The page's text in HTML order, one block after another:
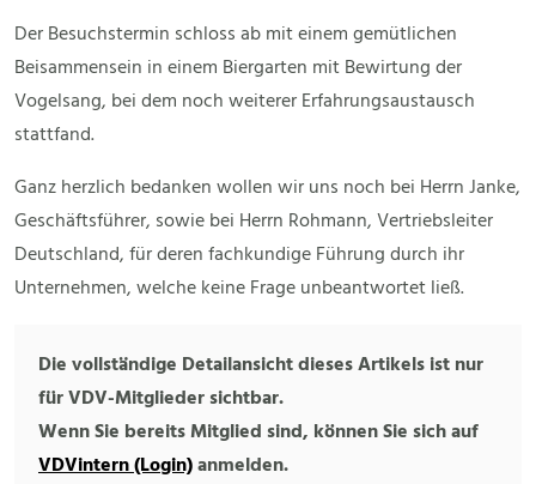
Der Besuchstermin schloss ab mit einem gemütlichen
Beisammensein in einem Biergarten mit Bewirtung der
Vogelsang, bei dem noch weiterer Erfahrungsaustausch
stattfand.
Ganz herzlich bedanken wollen wir uns noch bei Herrn Janke,
Geschäftsführer, sowie bei Herrn Rohmann, Vertriebsleiter
Deutschland, für deren fachkundige Führung durch ihr
Unternehmen, welche keine Frage unbeantwortet ließ.
Die vollständige Detailansicht dieses Artikels ist nur
für VDV-Mitglieder sichtbar.
Wenn Sie bereits Mitglied sind, können Sie sich auf
VDVintern (Login)anmelden.